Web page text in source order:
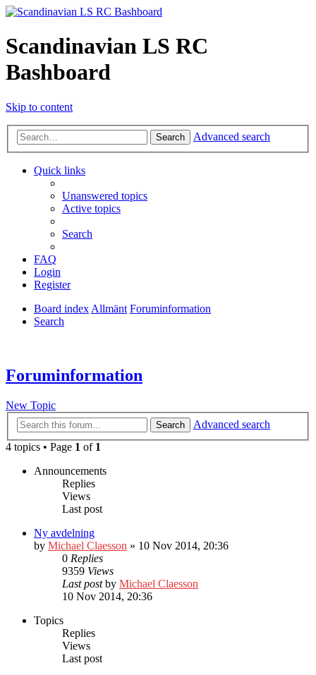
Scandinavian LS RC
Bashboard
Skip to content
Search Advanced search
Quick links
Unanswered topics
Active topics
Search
FAQ
Login
Register
Board indexAllmänt Foruminformation
Search
Foruminformation
New Topic
Search
Advanced search
4 topics • Page 1 of 1
Announcements
Replies
Views
Last post
Ny avdelning
by Michael Claesson » 10 Nov 2014, 20:36
0 Replies
9359 Views
Last postby Michael Claesson
10 Nov 2014, 20:36
Topics
Replies
Views
Last post